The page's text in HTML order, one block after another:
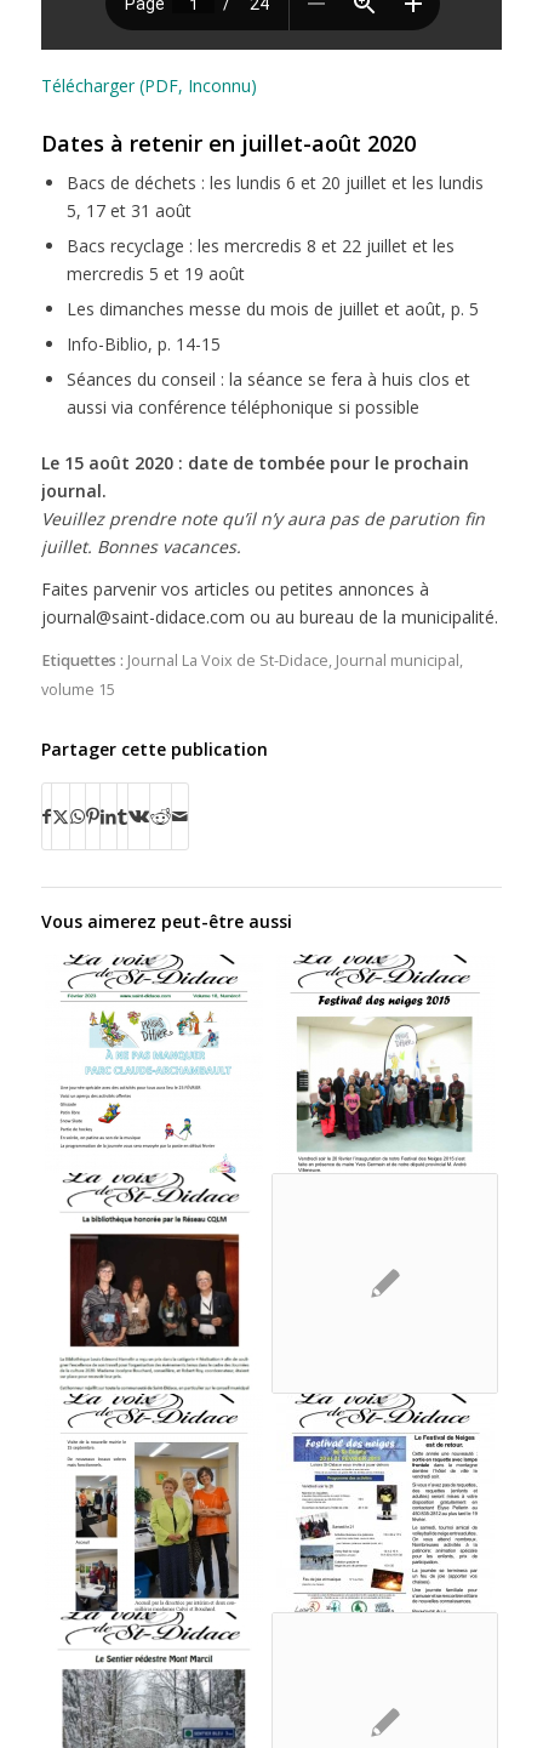
Télécharger (PDF, Inconnu)
Dates à retenir en juillet-août 2020
Bacs de déchets : les lundis 6 et 20 juillet et les lundis
5, 17 et 31 août
Bacs recyclage : les mercredis 8 et 22 juillet et les
mercredis 5 et 19 août
Les dimanches messe du mois de juillet et août, p. 5
Info-Biblio, p. 14-15
Séances du conseil : la séance se fera à huis clos et
aussi via conférence téléphonique si possible
Le 15 août 2020 : date de tombée pour le prochain
journal.
Veuillez prendre note qu’il n’y aura pas de parution fin
juillet. Bonnes vacances.
Faites parvenir vos articles ou petites annonces à
journal@saint-didace.com ou au bureau de la municipalité.
Etiquettes : Journal La Voix de St-Didace, Journal municipal,
volume 15
Partager cette publication
Vous aimerez peut-être aussi